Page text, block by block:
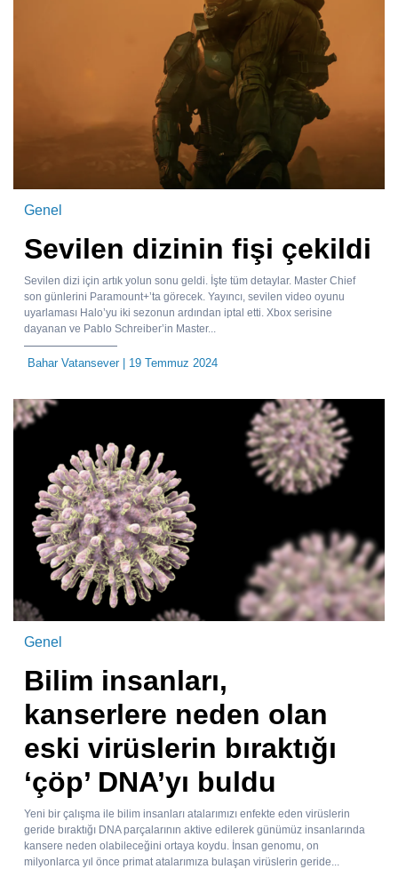
Genel
Sevilen dizinin fişi çekildi
Sevilen dizi için artık yolun sonu geldi. İşte tüm detaylar. Master Chief
son günlerini Paramount+’ta görecek. Yayıncı, sevilen video oyunu
uyarlaması Halo’yu iki sezonun ardından iptal etti. Xbox serisine
dayanan ve Pablo Schreiber’in Master...
Bahar Vatansever| 19 Temmuz 2024
Genel
Bilim insanları,
kanserlere neden olan
eski virüslerin bıraktığı
‘çöp’ DNA’yı buldu
Yeni bir çalışma ile bilim insanları atalarımızı enfekte eden virüslerin
geride bıraktığı DNA parçalarının aktive edilerek günümüz insanlarında
kansere neden olabileceğini ortaya koydu. İnsan genomu, on
milyonlarca yıl önce primat atalarımıza bulaşan virüslerin geride...